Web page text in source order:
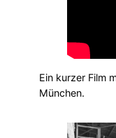
Ein kurzer Film
München.